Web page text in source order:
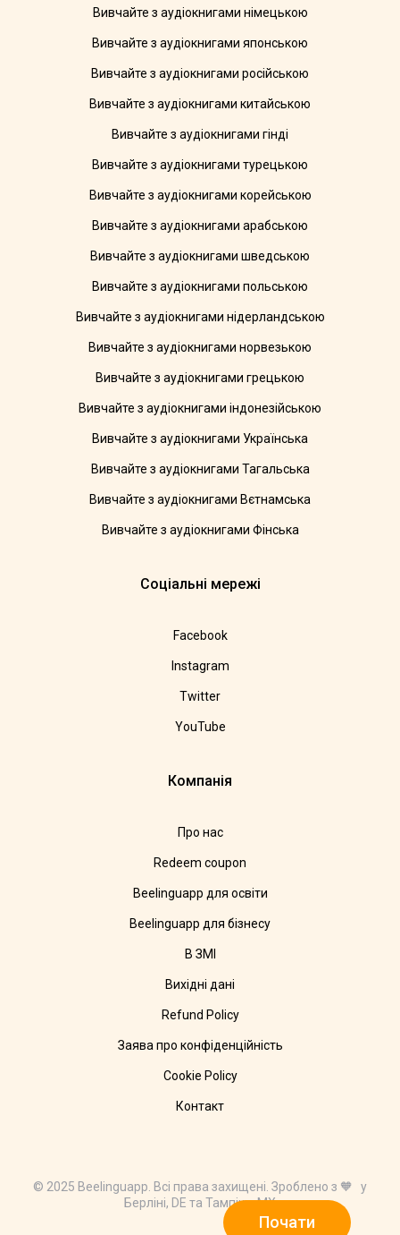
Почати
Вивчайте з аудіокнигами німецькою
Вивчайте з аудіокнигами японською
Вивчайте з аудіокнигами російською
Вивчайте з аудіокнигами китайською
Вивчайте з аудіокнигами гінді
Вивчайте з аудіокнигами турецькою
Вивчайте з аудіокнигами корейською
Вивчайте з аудіокнигами арабською
Вивчайте з аудіокнигами шведською
Вивчайте з аудіокнигами польською
Вивчайте з аудіокнигами нідерландською
Вивчайте з аудіокнигами норвезькою
Вивчайте з аудіокнигами грецькою
Вивчайте з аудіокнигами індонезійською
Вивчайте з аудіокнигами Українська
Вивчайте з аудіокнигами Тагальська
Вивчайте з аудіокнигами Вєтнамська
Вивчайте з аудіокнигами Фінська
Соціальні мережі
Facebook
Instagram
Twitter
YouTube
Компанія
Про нас
Redeem coupon
Beelinguapp для освіти
Beelinguapp для бізнесу
В ЗМІ
Вихідні дані
Refund Policy
Заява про конфіденційність
Cookie Policy
Контакт
© 2025 Beelinguapp. Всі права захищені. Зроблено з 🧡 у
Берліні, DE та Тампіко, MX